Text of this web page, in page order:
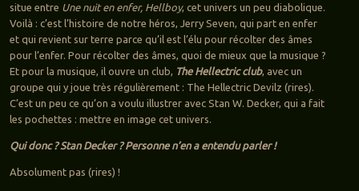
situe entre Une nuit en enfer, Hellboy, cet univers un peu diabolique.
Voilà : c’est l’histoire de notre héros, Jerry Seven, qui part en enfer
et qui revient sur terre parce qu’il est l’élu pour récolter des âmes
pour l’enfer. Pour récolter des âmes, quoi de mieux que la musique ?
Et pour la musique, il ouvre un club,
The Hellectric club, avec un
groupe qui y joue très régulièrement : The Hellectric Devilz (rires).
C’est un peu ce qu’on a voulu illustrer avec Stan W. Decker, qui a fait
les pochettes : mettre en image cet univers.
Qui donc ? Stan Decker ? Personne n’en a entendu parler !
Absolument pas (rires) !